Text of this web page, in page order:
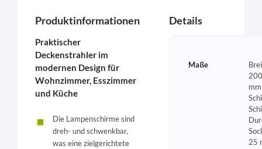
Produktinformationen
Praktischer
Deckenstrahler im
modernen Design für
Wohnzimmer, Esszimmer
und Küche
Die Lampenschirme sind
dreh- und schwenkbar,
was eine zielgerichtete
Details
Maße
25